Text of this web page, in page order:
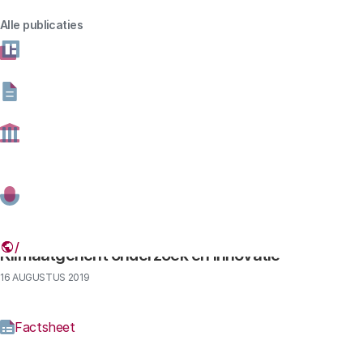
Alle publicaties
Factsheets en datapublicaties
Onderzoek naar kunstmatige intelligentie in
Klimaatgericht onderzoek en innovatie
16 AUGUSTUS 2019
Factsheet